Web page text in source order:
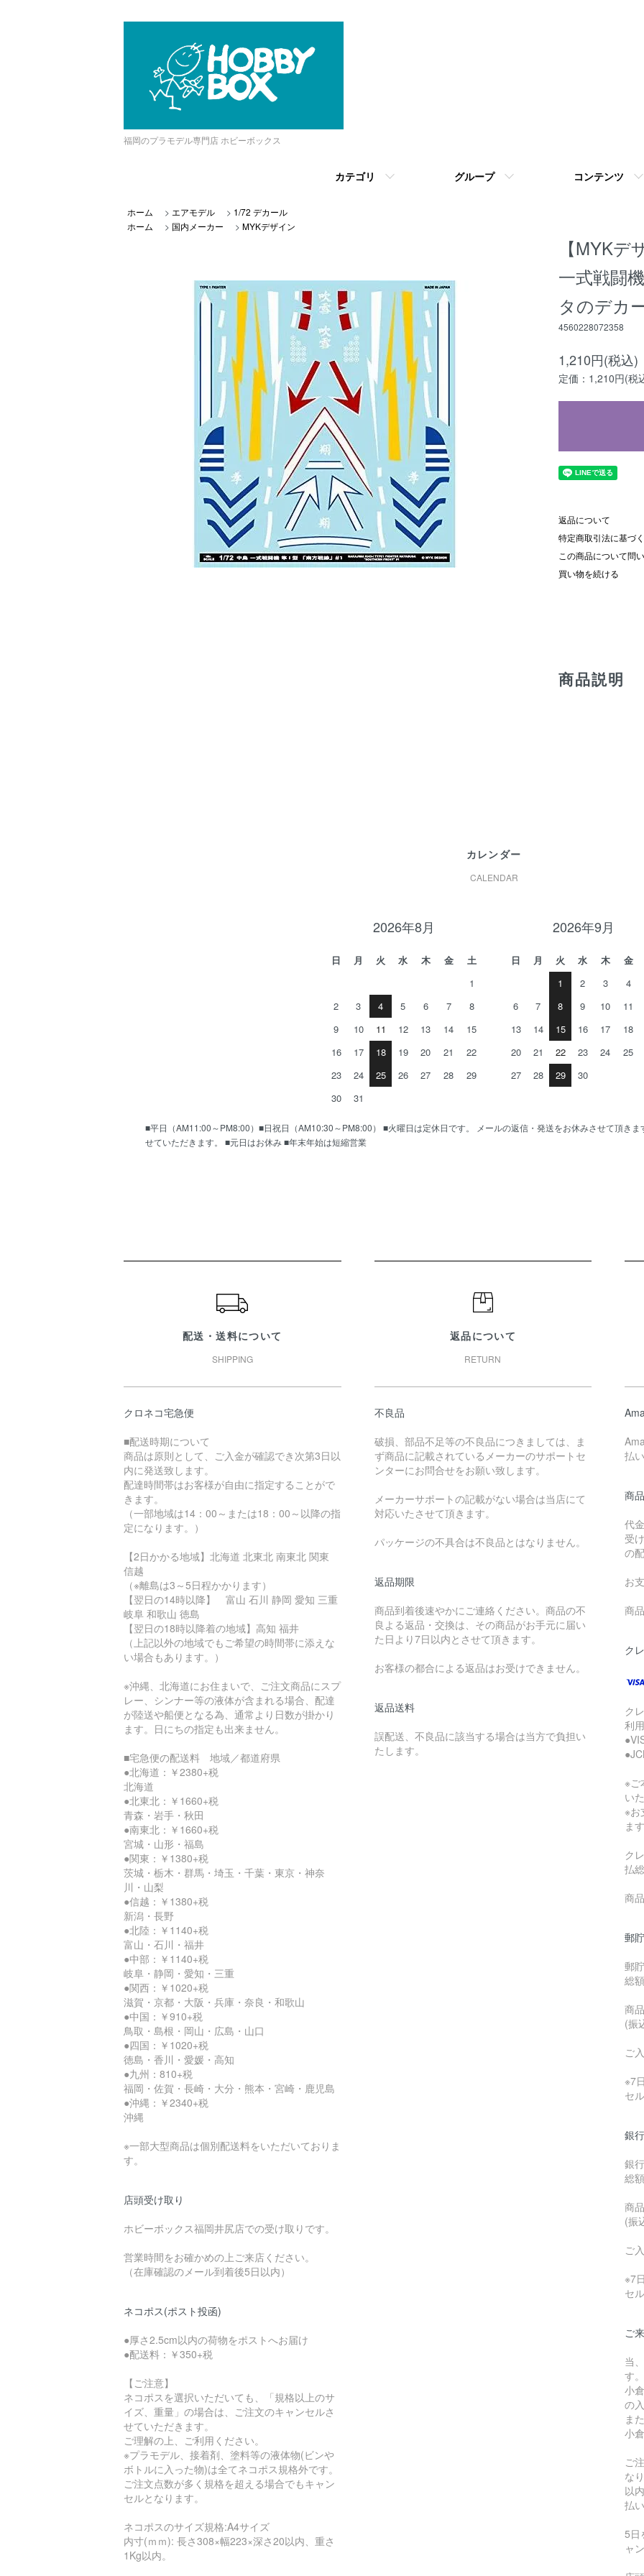
福岡のプラモデル専門店 ホビーボックス
カテゴリ グループ コンテンツ
ホーム > エアモデル > 1/72 デカール
ホーム
> 国内メーカー > MYKデザイン
【MYK
一式戦闘
タのデカ
4560228072358
1,210円(税込)
定価：1,210円(税
返品について
特定商取引法に基づ
この商品について問
買い物を続ける
商品説明
カレンダー
CALENDAR
2026年8月
日 月 火 水 木 金
土
1
2
3 4 5 6 7
8
9
10 11 12 13 14
15
16
17 18 19 20 21
22
23
24 25 26 27 28
29
30
31
2026年9月
日 月 火 水 木
金
1
2 3
4
6
7 8 9 10
11
13
14 15 16 17
18
20
21 22 23 24
25
27
28 29 30
■平日（AM11:00～PM8:00）■日祝日（AM10:30～PM8:00） ■火曜日は定休日です。 メールの返信・発送をお休みさせて頂き
せていただきます。 ■元日はお休み ■年末年始は短縮営業
配送・送料について
SHIPPING
クロネコ宅急便
■配送時期について
商品は原則として、ご入金が確認でき次第3日以
内に発送致します。
配達時間帯はお客様が自由に指定することがで
きます。
（一部地域は14：00～または18：00～以降の指
定になります。）
【2日かかる地域】北海道 北東北 南東北 関東
信越
（※離島は3～5日程かかります）
【翌日の14時以降】 富山 石川 静岡 愛知 三重
岐阜 和歌山 徳島
【翌日の18時以降着の地域】高知 福井
（上記以外の地域でもご希望の時間帯に添えな
い場合もあります。）
※沖縄、北海道にお住まいで、ご注文商品にスプ
レー、シンナー等の液体が含まれる場合、配達
が陸送や船便となる為、通常より日数が掛かり
ます。日にちの指定も出来ません。
■宅急便の配送料 地域／都道府県
●北海道：￥2380+税
北海道
●北東北：￥1660+税
青森・岩手・秋田
●南東北：￥1660+税
宮城・山形・福島
●関東：￥1380+税
茨城・栃木・群馬・埼玉・千葉・東京・神奈
川・山梨
●信越：￥1380+税
新潟・長野
●北陸：￥1140+税
富山・石川・福井
●中部：￥1140+税
岐阜・静岡・愛知・三重
●関西：￥1020+税
滋賀・京都・大阪・兵庫・奈良・和歌山
●中国：￥910+税
鳥取・島根・岡山・広島・山口
●四国：￥1020+税
徳島・香川・愛媛・高知
●九州：810+税
福岡・佐賀・長崎・大分・熊本・宮崎・鹿児島
●沖縄：￥2340+税
沖縄
※一部大型商品は個別配送料をいただいておりま
す。
店頭受け取り
ホビーボックス福岡井尻店での受け取りです。
営業時間をお確かめの上ご来店ください。
（在庫確認のメール到着後5日以内）
ネコポス(ポスト投函)
●厚さ2.5cm以内の荷物をポストへお届け
●配送料：￥350+税
【ご注意】
ネコポスを選択いただいても、「規格以上のサ
イズ、重量」の場合は、ご注文のキャンセルさ
せていただきます。
ご理解の上、ご利用ください。
※プラモデル、接着剤、塗料等の液体物(ビンや
ボトルに入った物)は全てネコポス規格外です。
ご注文点数が多く規格を超える場合でもキャン
セルとなります。
ネコポスのサイズ規格:A4サイズ
内寸(ｍｍ): 長さ308×幅223×深さ20以内、重さ
1Kg以内。
返品について
RETURN
不良品
破損、部品不足等の不良品につきましては、ま
ず商品に記載されているメーカーのサポートセ
ンターにお問合せをお願い致します。
メーカーサポートの記載がない場合は当店にて
対応いたさせて頂きます。
パッケージの不具合は不良品とはなりません。
返品期限
商品到着後速やかにご連絡ください。商品の不
良よる返品・交換は、その商品がお手元に届い
た日より7日以内とさせて頂きます。
お客様の都合による返品はお受けできません。
返品送料
誤配送、不良品に該当する場合は当方で負担い
たします。
払
商
代
受
の
お
商
ク
ク
利
※ご
い
※お
ま
ク
払
商
郵
郵
総
商
(振
ご
※7
セ
銀
銀
総
商
(振
ご
※7
セ
ご
当
す
小
の
ま
小
ご
な
以
払
5日
ャ